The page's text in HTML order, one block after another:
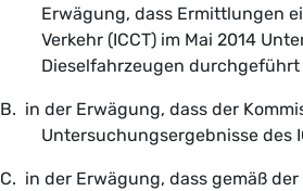
Erwägung, dass Ermittlungen
Verkehr (ICCT) im Mai 2014
Dieselfahrzeugen
B. in der Erwägung, dass der
Untersuchungsergebnisse des
C. in der Erwägung, dass gemäß